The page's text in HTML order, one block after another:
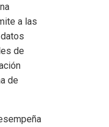
a las
de
de